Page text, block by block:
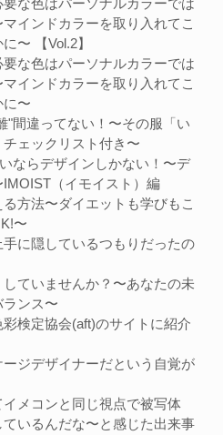
な色はパーソナルカラーでは
インドカラーを取り入れてこ
〜 【Vol.2】
な色はパーソナルカラーでは
インドカラーを取り入れてこ
に〜
"間違ってない！〜その服「い
ェックリスト付き〜
ならデザインしかない！〜デ
（イモイスト）編
方法〜ダイエットも学びもこ
〜
に隠しているつもりだったの
していませんか？〜あなたの未
ンス〜
検定協会(aft)のサイトに紹介
ジデザイナーだという自覚が
イメコンと同じ視点で被写体
ているんだな〜と感じた出来事